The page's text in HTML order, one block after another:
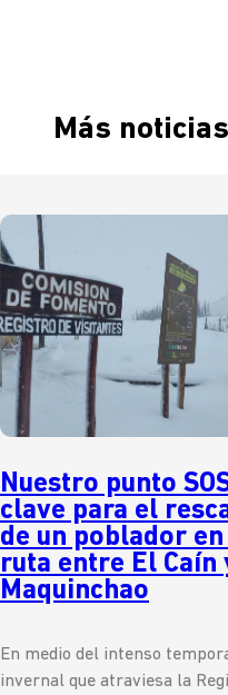
Más noticias
Nuestro punto
clave para el
de un poblador
ruta entre El Caín
Maquinchao
En medio del intenso
invernal que atraviesa la